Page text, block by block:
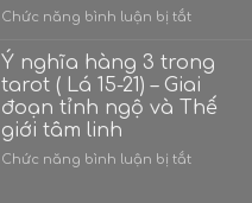
các
năng
lượng
Minor
Chức năng bình luận bị tắtở
nghĩa
cột
trong
ẩn
Ý nghĩa hàng 3 trong
tarot ( Lá 15-21) – Giai
đoạn tỉnh ngộ và Thế
giới tâm linh
Chức năng bình luận bị tắtở